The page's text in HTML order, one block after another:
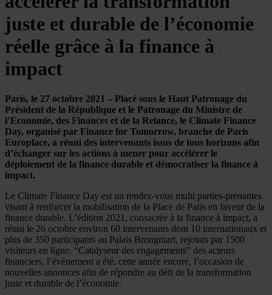
juste et durable de l’économie
réelle grâce à la finance à
impact
Paris, le 27 octobre 2021 – Placé sous le Haut Patronage du
Président de la République et le Patronage du Ministre de
l’Economie, des Finances et de la Relance, le Climate Finance
Day, organisé par Finance for Tomorrow, branche de Paris
Europlace, a réuni des intervenants issus de tous horizons afin
d’échanger sur les actions à mener pour accélérer le
déploiement de la finance durable et démocratiser la finance à
impact.
Le Climate Finance Day est un rendez-vous multi parties-prenantes
visant à renforcer la mobilisation de la Place de Paris en faveur de la
finance durable. L’édition 2021, consacrée à la finance à impact, a
réuni le 26 octobre environ 60 intervenants dont 10 internationaux et
plus de 350 participants au Palais Brongniart, rejoints par 1500
visiteurs en ligne. “Catalyseur des engagements” des acteurs
financiers, l’évènement a été, cette année encore, l’occasion de
nouvelles annonces afin de répondre au défi de la transformation
juste et durable de l’économie.